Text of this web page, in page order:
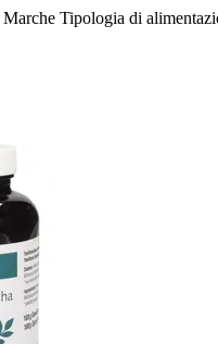
Marche Tipologia di